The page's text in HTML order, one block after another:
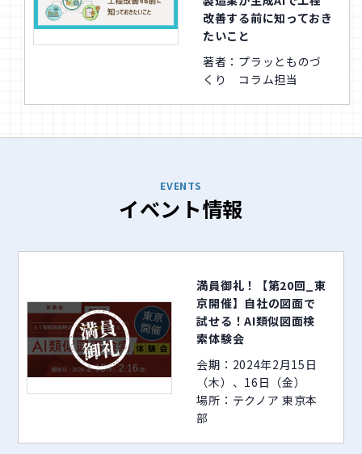
改善する前に知っておき
たいこと
著者：プラッとものづ
くり コラム担当
イベント情報
EVENTS
満員御礼！【第20回_東
京開催】自社の図面で
試せる！AI類似図面検
索体験会
会期：2024年2月15日
（木）、16日（金）
場所：テクノア 東京本
部